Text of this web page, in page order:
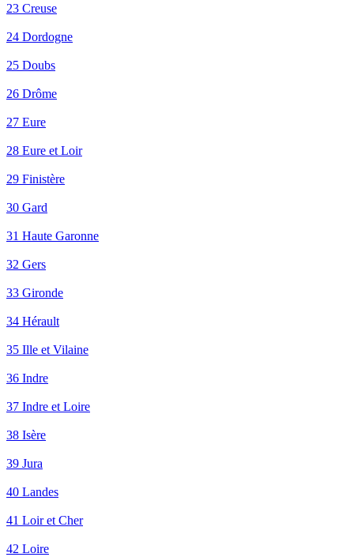
23 Creuse
24 Dordogne
25 Doubs
26 Drôme
27 Eure
28 Eure et Loir
29 Finistère
30 Gard
31 Haute Garonne
32 Gers
33 Gironde
34 Hérault
35 Ille et Vilaine
36 Indre
37 Indre et Loire
38 Isère
39 Jura
40 Landes
41 Loir et Cher
42 Loire